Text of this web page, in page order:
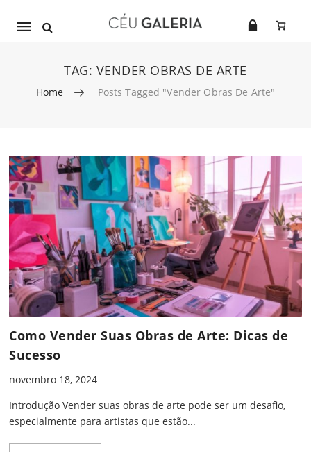
Mobile
TAG: VENDER OBRAS DE ARTE
Home Posts Tagged "vender Obras De Arte"
Skip to content
Como Vender Suas Obras de Arte: Dicas de
Sucesso
novembro 18, 2024
Introdução Vender suas obras de arte pode ser um desafio,
especialmente para artistas que estão...